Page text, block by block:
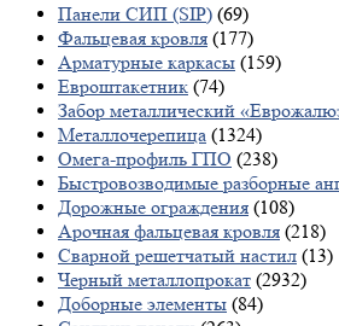
Панели СИП (SIP) (69)
Фальцевая кровля (177)
Арматурные каркасы (159)
Евроштакетник (74)
Забор металлический
Металлочерепица (1324)
Омега-профиль ГПО (238)
Быстровозводимые разборные
Дорожные ограждения (108)
Арочная фальцевая кровля (218)
Сварной решетчатый настил (13)
Черный металлопрокат (2932)
Доборные элементы (84)